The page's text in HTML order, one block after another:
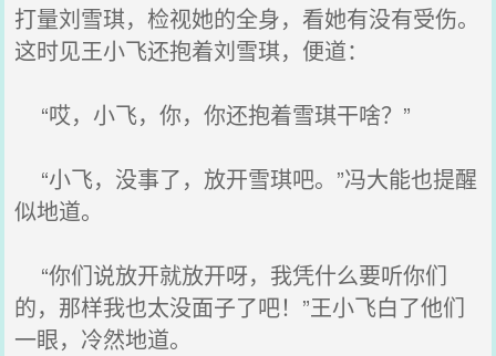
打量刘雪琪，检视她的全身，看她有没有受伤。
这时见王小飞还抱着刘雪琪，便道：
“哎，小飞，你，你还抱着雪琪干啥？”
“小飞，没事了，放开雪琪吧。”冯大能也提醒
似地道。
“你们说放开就放开呀，我凭什么要听你们
的，那样我也太没面子了吧！”王小飞白了他们
一眼，冷然地道。